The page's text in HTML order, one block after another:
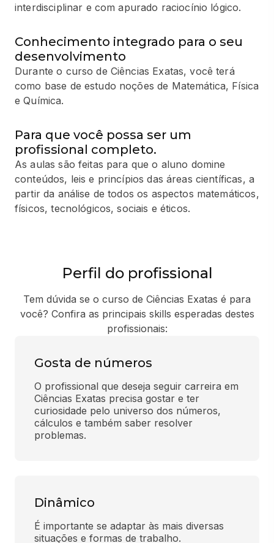
interdisciplinar e com apurado raciocínio lógico.
Conhecimento integrado para o seu
desenvolvimento
Durante o curso de Ciências Exatas, você terá
como base de estudo noções de Matemática, Física
e Química.
Para que você possa ser um
profissional completo.
As aulas são feitas para que o aluno domine
conteúdos, leis e princípios das áreas científicas, a
partir da análise de todos os aspectos matemáticos,
físicos, tecnológicos, sociais e éticos.
Perfil do profissional
Tem dúvida se o curso de Ciências Exatas é para
você? Confira as principais skills esperadas destes
profissionais:
Gosta de números
O profissional que deseja seguir carreira em
Ciências Exatas precisa gostar e ter
curiosidade pelo universo dos números,
cálculos e também saber resolver
problemas.
Dinâmico
É importante se adaptar às mais diversas
situações e formas de trabalho.